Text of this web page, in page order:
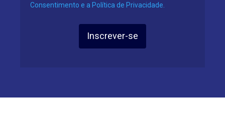
Consentimento e a Política de Privacidade.
Inscrever-se